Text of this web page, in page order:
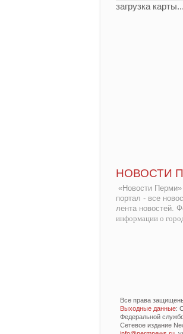
загрузка карты...
НОВОСТИ
«Новости
портал - все
лента новостей.
информации о
Все права
Выходные данные:
Федеральной
Сетевое издание